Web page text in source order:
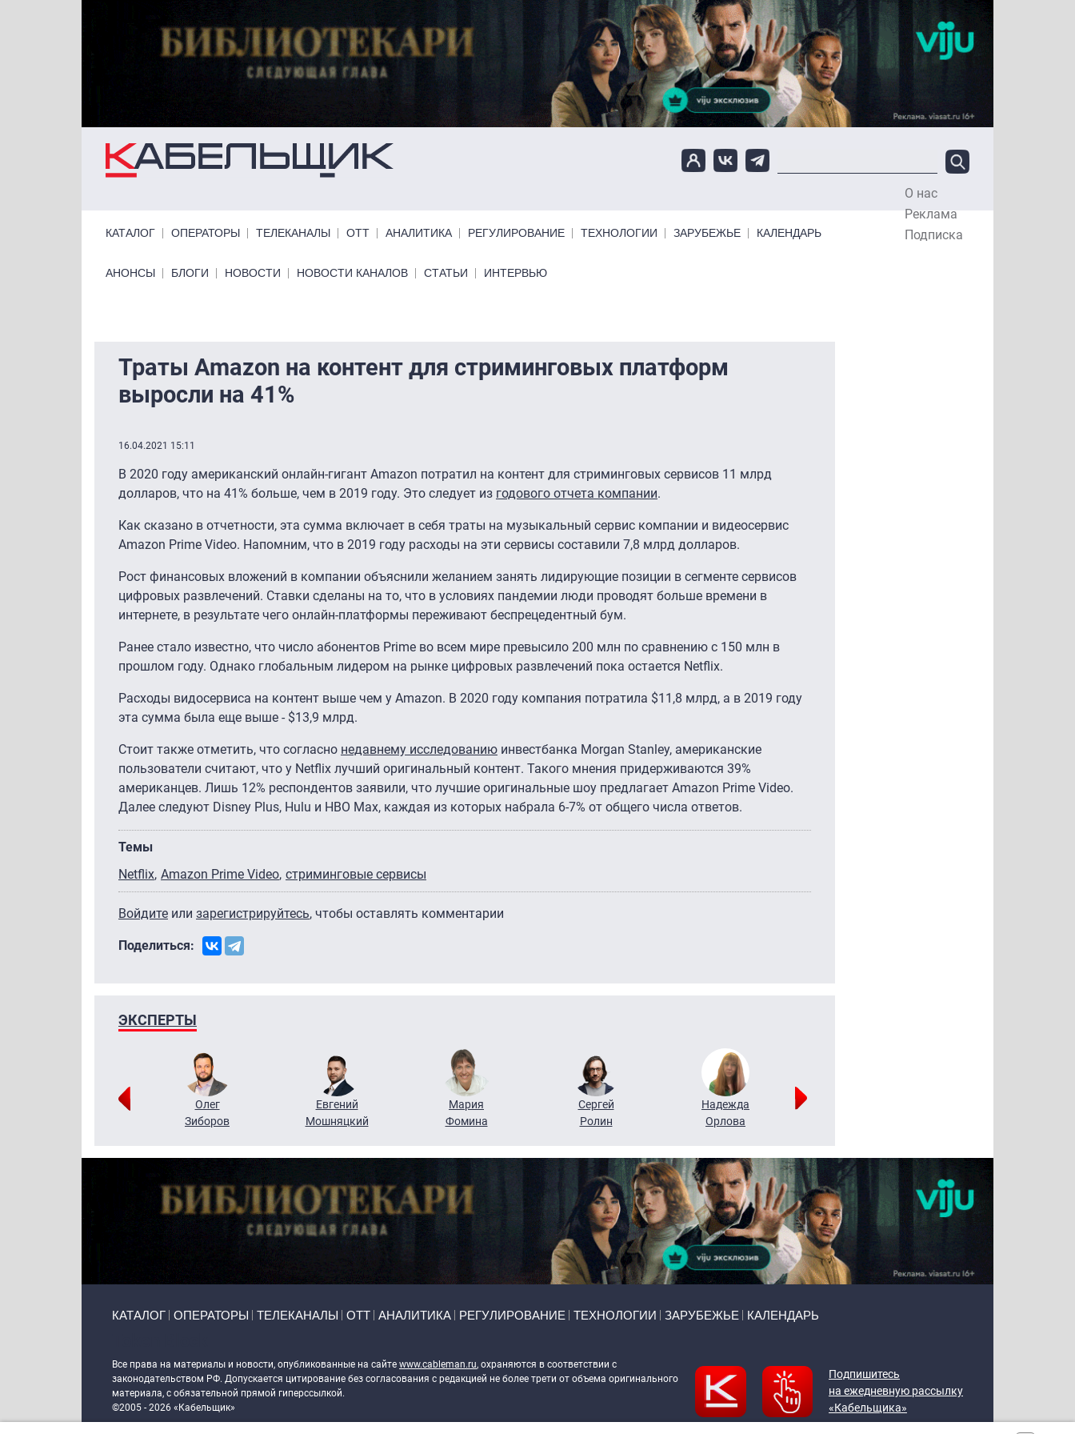
О нас
Реклама
Подписка
КАТАЛОГ ОПЕРАТОРЫ ТЕЛЕКАНАЛЫ ОТТ АНАЛИТИКА РЕГУЛИРОВАНИЕ ТЕХНОЛОГИИ ЗАРУБЕЖЬЕ КАЛЕНДАРЬ
Primary links bottom
АНОНСЫ БЛОГИ НОВОСТИ НОВОСТИ КАНАЛОВ СТАТЬИ ИНТЕРВЬЮ
Траты Amazon на контент для стриминговых платформ
выросли на 41%
16.04.2021 15:11
В 2020 году американский онлайн-гигант Amazon потратил на контент для стриминговых сервисов 11 млрд
долларов, что на 41% больше, чем в 2019 году. Это следует из годового отчета компании.
Как сказано в отчетности, эта сумма включает в себя траты на музыкальный сервис компании и видеосервис
Amazon Prime Video. Напомним, что в 2019 году расходы на эти сервисы составили 7,8 млрд долларов.
Рост финансовых вложений в компании объяснили желанием занять лидирующие позиции в сегменте сервисов
цифровых развлечений. Ставки сделаны на то, что в условиях пандемии люди проводят больше времени в
интернете, в результате чего онлайн-платформы переживают беспрецедентный бум.
Ранее стало известно, что число абонентов Prime во всем мире превысило 200 млн по сравнению с 150 млн в
прошлом году. Однако глобальным лидером на рынке цифровых развлечений пока остается Netflix.
Расходы видосервиса на контент выше чем у Amazon. В 2020 году компания потратила $11,8 млрд, а в 2019 году
эта сумма была еще выше - $13,9 млрд.
Стоит также отметить, что согласно недавнему исследованию инвестбанка Morgan Stanley, американские
пользователи считают, что у Netflix лучший оригинальный контент. Такого мнения придерживаются 39%
американцев. Лишь 12% респондентов заявили, что лучшие оригинальные шоу предлагает Amazon Prime Video.
Далее следуют Disney Plus, Hulu и HBO Max, каждая из которых набрала 6-7% от общего числа ответов.
Темы
Netflix Amazon Prime Video стриминговые сервисы
Войдите или зарегистрируйтесь, чтобы оставлять комментарии
Поделиться:
ЭКСПЕРТЫ
Олег
Зиборов
Евгений
Мошняцкий
Мария
Фомина
Сергей
Ролин
Надежда
Орлова
КАТАЛОГ ОПЕРАТОРЫ ТЕЛЕКАНАЛЫ ОТТ АНАЛИТИКА РЕГУЛИРОВАНИЕ ТЕХНОЛОГИИ ЗАРУБЕЖЬЕ КАЛЕНДАРЬ
Все права на материалы и новости, опубликованные на сайте www.cableman.ru, охраняются в соответствии с
законодательством РФ. Допускается цитирование без согласования с редакцией не более трети от объема оригинального
материала, с обязательной прямой гиперссылкой.
©2005 - 2026 «Кабельщик»
Подпишитесь
на ежедневную рассылку
«Кабельщика»